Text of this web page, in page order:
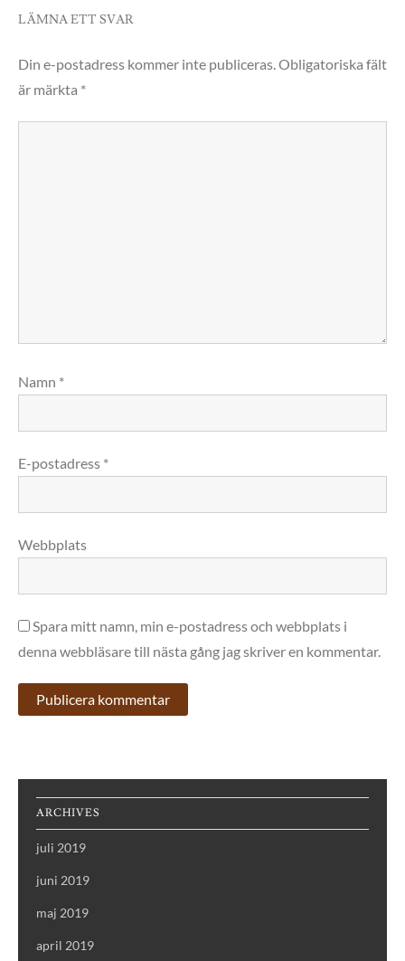
LÄMNA ETT SVAR
Din e-postadress kommer inte publiceras. Obligatoriska fält
är märkta *
Namn *
E-postadress *
Webbplats
Spara mitt namn, min e-postadress och webbplats i
denna webbläsare till nästa gång jag skriver en kommentar.
ARCHIVES
juli 2019
juni 2019
maj 2019
april 2019